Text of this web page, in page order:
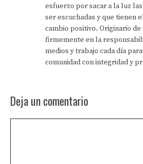
esfuerzo por sacar a la luz
ser escuchadas y que tienen
cambio positivo. Originario
firmemente en la
medios y trabajo cada día
comunidad con integridad y
Deja un comentario